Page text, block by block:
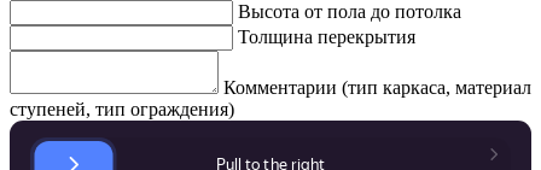
Высота от пола до потолка
Толщина перекрытия
Комментарии (тип каркаса, материал
ступеней, тип ограждения)